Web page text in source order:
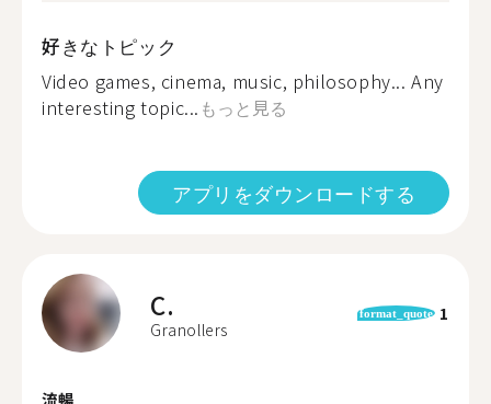
好きなトピック
Video games, cinema, music, philosophy... Any
interesting topic... もっと見る
アプリをダウンロードする
C.
Granollers
format_quote 1
流暢